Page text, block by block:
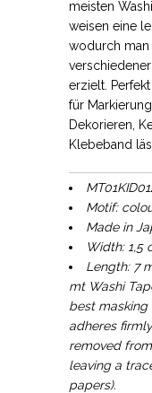
meisten
weisen eine
wodurch
erzielt.
für
Dekorieren,
Klebeband
Motif:
Made in
Width: 1,5
Length: 7
mt Washi
best masking
adheres
removed
leaving a
papers).